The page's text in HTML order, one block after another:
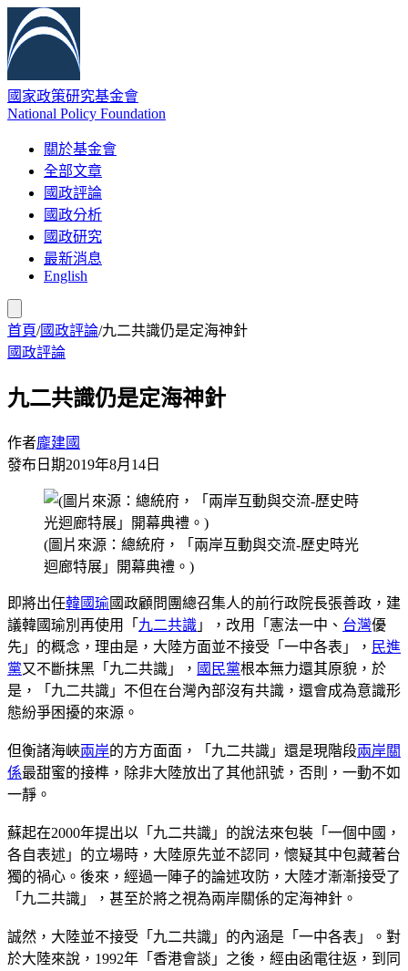
國家政策研究基金會
National Policy Foundation
關於基金會
全部文章
國政評論
國政分析
國政研究
最新消息
English
首頁/國政評論/九二共識仍是定海神針
國政評論
九二共識仍是定海神針
作者龐建國
發布日期2019年8月14日
(圖片來源：總統府，「兩岸互動與交流-歷史時光
迴廊特展」開幕典禮。)
即將出任韓國瑜國政顧問團總召集人的前行政院長張善政，建
議韓國瑜別再使用「 九二共識 」，改用「憲法一中、 台灣優
先」的概念，理由是，大陸方面並不接受「一中各表」， 民進
黨又不斷抹黑「九二共識」， 國民黨根本無力還其原貌，於
是，「九二共識」不但在台灣內部沒有共識，還會成為意識形
態紛爭困擾的來源。
但衡諸海峽兩岸的方方面面，「九二共識」還是現階段兩岸關
係最甜蜜的接榫，除非大陸放出了其他訊號，否則，一動不如
一靜。
蘇起在2000年提出以「九二共識」的說法來包裝「一個中國，
各自表述」的立場時，大陸原先並不認同，懷疑其中包藏著台
獨的禍心。後來，經過一陣子的論述攻防，大陸才漸漸接受了
「九二共識」，甚至於將之視為兩岸關係的定海神針。
誠然，大陸並不接受「九二共識」的內涵是「一中各表」。對
於大陸來說，1992年「香港會談」之後，經由函電往返，到同